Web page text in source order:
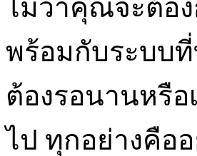
ไม่ว่าคุณจะต้อ
พร้อมกับระบบ
ต้องรอนานหรื
ไป ทุกอย่างคือ